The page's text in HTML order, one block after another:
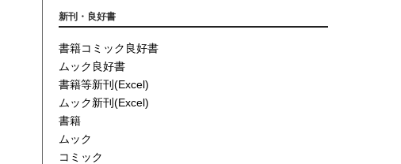
新刊・良好書
書籍コミック良好書
ムック良好書
書籍等新刊(Excel)
ムック新刊(Excel)
書籍
ムック
コミック